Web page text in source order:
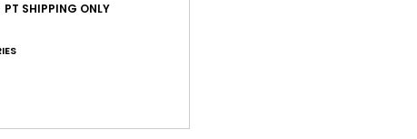
PT SHIPPING ONLY